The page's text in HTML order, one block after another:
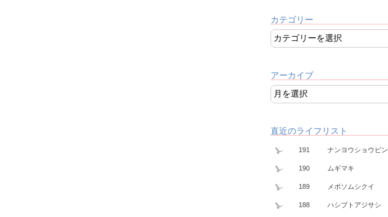
カテゴリー
アーカイブ
直近のライフリスト
191 ナンヨウショウビン
190 ムギマキ
189 メボソムシクイ
188 ハシブトアジサシ